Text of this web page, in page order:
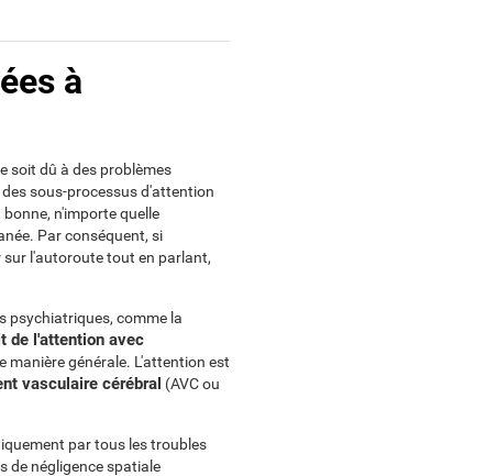
à
soit dû à des problèmes
sous-processus d'attention
n'importe quelle
Par conséquent, si
sur l'autoroute tout en parlant,
psychiatriques, comme la
de l'attention avec
manière générale. L'attention est
vasculaire cérébral (AVC ou
par tous les troubles
de négligence spatiale